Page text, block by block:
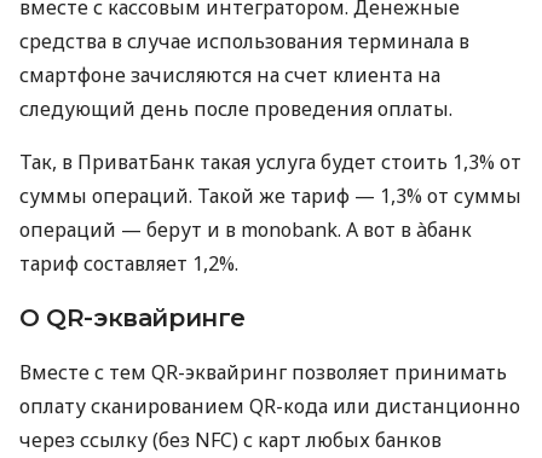
вместе с кассовым интегратором. Денежные
средства в случае использования терминала в
смартфоне зачисляются на счет клиента на
следующий день после проведения оплаты.
Так, в ПриватБанк такая услуга будет стоить 1,3% от
суммы операций. Такой же тариф — 1,3% от суммы
операций — берут и в monobank. А вот в àбанк
тариф составляет 1,2%.
О QR-эквайринге
Вместе с тем QR-эквайринг позволяет принимать
оплату сканированием QR-кода или дистанционно
через ссылку (без NFC) с карт любых банков